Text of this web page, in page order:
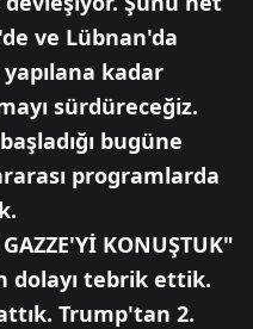
ve Lübnan'da
kadar
sürdüreceğiz.
bugüne
programlarda
KONUŞTUK"
dolayı tebrik ettik.
Trump'tan 2.